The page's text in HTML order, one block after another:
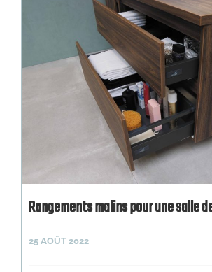
Rangements malins pour une salle
25 AOÛT 2022